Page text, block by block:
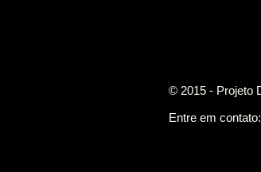
© 2015 - Projeto
Entre em contato: